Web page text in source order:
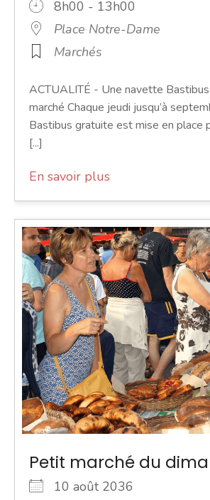
8h00 - 13h00
Place Notre-Dame
Marchés
ACTUALITÉ - Une navette
marché Chaque jeudi jusqu’à
Bastibus gratuite est mise en place
[...]
En savoir plus
Petit marché du
10 août 2036